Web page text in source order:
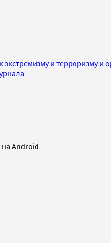
экстремизму и терроризму
Android